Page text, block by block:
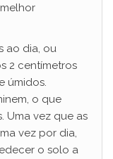
ao dia, ou
2 centímetros
úmidos.
o que
Uma vez que as
vez por dia,
o solo a